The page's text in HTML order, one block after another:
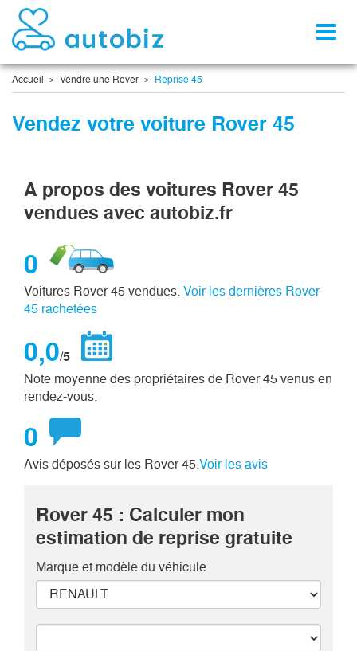
Accueil Vendre une Rover Reprise 45
Vendez votre voiture Rover 45
A propos des voitures Rover 45
vendues avec autobiz.fr
0
Voitures Rover 45 vendues. Voir les dernières Rover
45 rachetées
0,0/5
Note moyenne des propriétaires de Rover 45 venus en
rendez-vous.
0
Avis déposés sur les Rover 45. Voir les avis
Rover 45 : Calculer mon
estimation de reprise gratuite
Marque et modèle du véhicule